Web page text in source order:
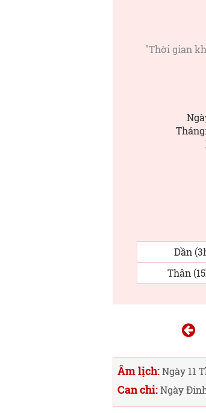
"Thời gian
Tháng:
Dần
Thân
Âm lịch:Ngày 11
Can chi:Ngày